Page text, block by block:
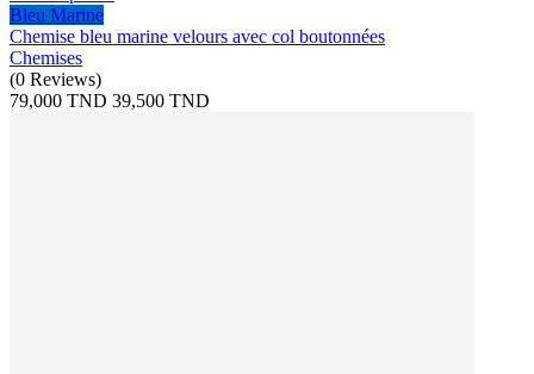
Bleu Marine
Chemise bleu marine velours avec col boutonnées
Chemises
(0 Reviews)
79,000 TND 39,500 TND